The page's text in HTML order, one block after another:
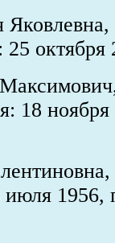
25
18
1956,